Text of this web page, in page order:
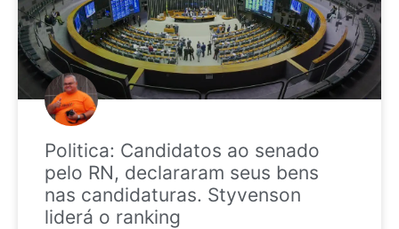
Politica: Candidatos ao senado
pelo RN, declararam seus bens
nas candidaturas. Styvenson
liderá o ranking